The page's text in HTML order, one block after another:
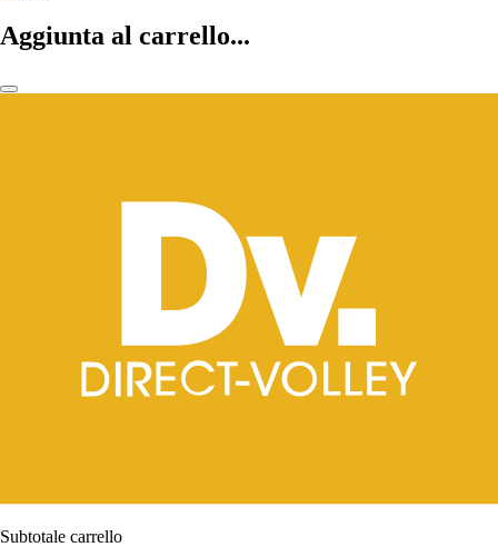
Aggiunta al carrello...
Subtotale carrello